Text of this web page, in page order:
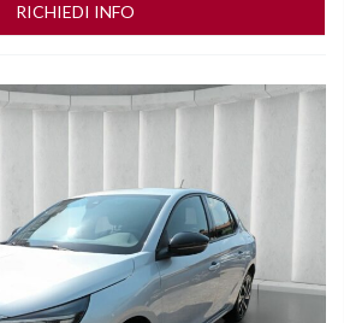
RICHIEDI INFO